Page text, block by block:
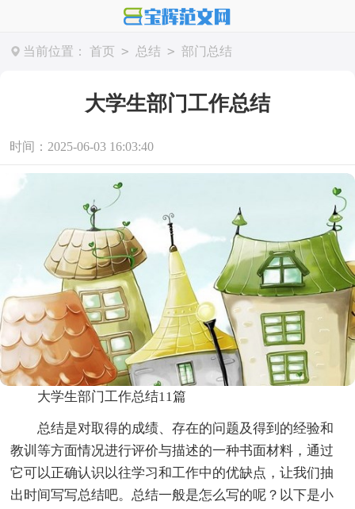
当前位置： 首页 > 总结 > 部门总结
大学生部门工作总结
时间：2025-06-03 16:03:40
大学生部门工作总结11篇
总结是对取得的成绩、存在的问题及得到的经验和
教训等方面情况进行评价与描述的一种书面材料，通过
它可以正确认识以往学习和工作中的优缺点，让我们抽
出时间写写总结吧。总结一般是怎么写的呢？以下是小